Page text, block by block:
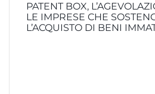
PATENT BOX,
LE IMPRESE CHE
L’ACQUISTO DI BENI